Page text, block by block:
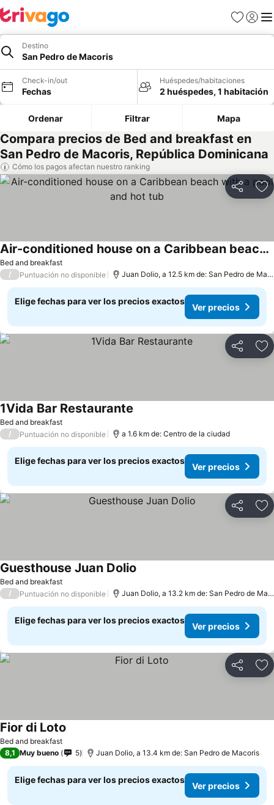
Favoritos
Iniciar
Destino
San Pedro de Macoris
Check-in/out
Fechas
Huéspedes/habitaciones
2 huéspedes, 1 habitación
Ordenar Filtrar Mapa
Compara precios de Bed and breakfast en
San Pedro de Macoris, República Dominicana
Cómo los pagos afectan nuestro ranking
Compartir
Bed and breakfast
Air-conditioned house on a Caribbean beach with a pool and hot tub
/ Puntuación no disponible Juan Dolio, a 12.5 km de: San Pedro de Macoris
Elige fechas para ver los precios exactos
Ver precios
Compartir
Bed and breakfast
1Vida Bar Restaurante
/ Puntuación no disponible a 1.6 km de: Centro de la ciudad
Elige fechas para ver los precios exactos
Ver precios
Compartir
Bed and breakfast
Guesthouse Juan Dolio
/ Puntuación no disponible Juan Dolio, a 13.2 km de: San Pedro de Macoris
Elige fechas para ver los precios exactos
Ver precios
Compartir
Bed and breakfast
Fior di Loto
8,1 Muy bueno 5 Juan Dolio, a 13.4 km de: San Pedro de Macoris
Elige fechas para ver los precios exactos
Ver precios